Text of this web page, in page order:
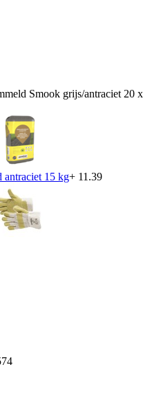
Smook grijs/antraciet 20 x
antraciet 15 kg+ 11.39